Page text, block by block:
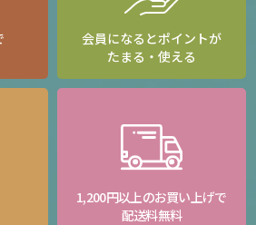
会員になるとポイントが
たまる・使える
1,200円以上のお買い上げで
配送料無料